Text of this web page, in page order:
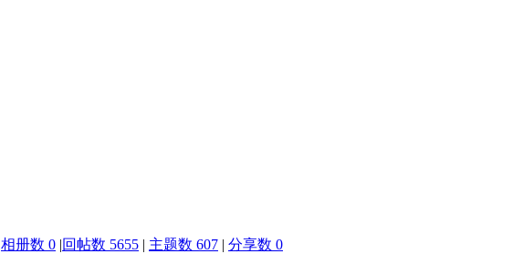
相册数 0 |回帖数 5655 | 主题数 607 | 分享数 0